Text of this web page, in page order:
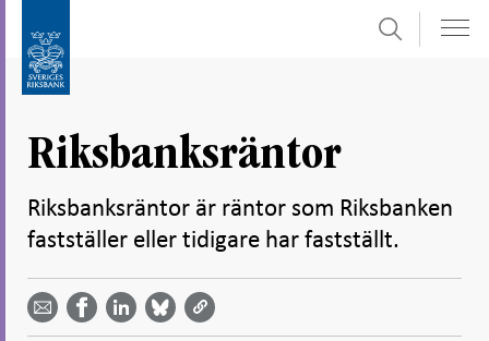
direkt
undersidor
Sök
Riksbanksräntor
Riksbanksräntor är räntor som Riksbanken
fastställer eller tidigare har fastställt.
Dela
email -
Dela på
Facebook
- Öppnas
Dela på
LinkedIn
-
på
Bluesky
-
på
Twitter
-